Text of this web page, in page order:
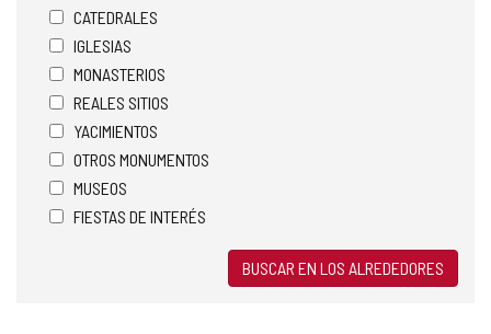
CATEDRALES
IGLESIAS
MONASTERIOS
REALES SITIOS
YACIMIENTOS
OTROS MONUMENTOS
MUSEOS
FIESTAS DE INTERÉS
BUSCAR EN LOS ALREDEDORES